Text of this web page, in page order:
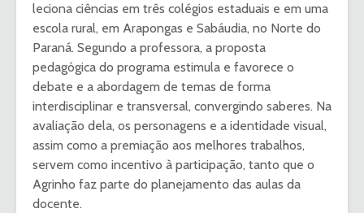
leciona ciências em três colégios estaduais e em uma
escola rural, em Arapongas e Sabáudia, no Norte do
Paraná. Segundo a professora, a proposta
pedagógica do programa estimula e favorece o
debate e a abordagem de temas de forma
interdisciplinar e transversal, convergindo saberes. Na
avaliação dela, os personagens e a identidade visual,
assim como a premiação aos melhores trabalhos,
servem como incentivo à participação, tanto que o
Agrinho faz parte do planejamento das aulas da
docente.